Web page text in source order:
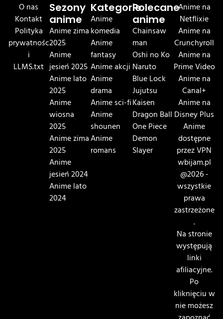
O nas
Kontakt
Polityka
prywatnośc
i
LLMS.txt
Sezony
anime
Anime zima
2025
Anime
jesień 2025
Anime lato
2025
Anime
wiosna
2025
Anime zima
2025
Anime
jesień 2024
Anime lato
2024
Kategorie
Anime
komedia
Anime
fantasy
Anime akcji
Anime
drama
Anime sci-fi
Anime
shounen
Anime
romans
Polecane
anime
Chainsaw
man
Oshi no Ko
Naruto
Blue Lock
Jujutsu
Kaisen
Dragon Ball
One Piece
Demon
Slayer
Anime na
Netflixie
Anime na
Crunchyroll
Anime na
Prime Video
Anime na
Canal+
Anime na
Disney Plus
Anime
dostępne
przez VPN
wbijam.pl
@2026 -
wszystkie
prawa
zastrzeżone
.
Na stronie
występują
linki
afiliacyjne.
Po
kliknięciu w
nie możesz